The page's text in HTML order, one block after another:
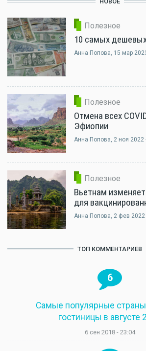
Полезное
10 самых
Анна Попова, 15 мар
Полезное
Отмена всех
Эфиопии
Анна Попова, 2 ноя 2022
Полезное
Вьетнам
для
Анна Попова, 2 фев 2022
ТОП КОММЕНТАРИЕВ
6
Самые популярные
гостиницы в августе
6 сен 2018 - 23:04